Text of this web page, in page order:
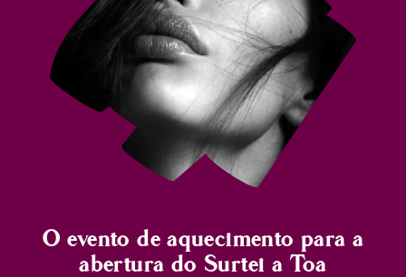
O evento de aquecimento para a
abertura do Surtei a Toa